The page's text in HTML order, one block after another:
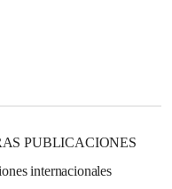
PUBLICACIONES
internacionales